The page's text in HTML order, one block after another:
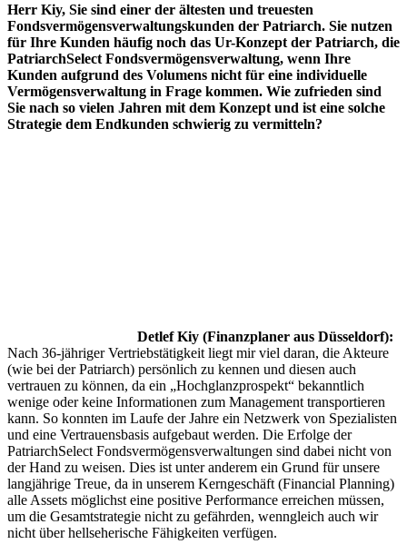
Herr Kiy, Sie sind einer der ältesten und treuesten
Fondsvermögensverwaltungskunden der Patriarch. Sie nutzen
für Ihre Kunden häufig noch das Ur-Konzept der Patriarch, die
PatriarchSelect Fondsvermögensverwaltung, wenn Ihre
Kunden aufgrund des Volumens nicht für eine individuelle
Vermögensverwaltung in Frage kommen. Wie zufrieden sind
Sie nach so vielen Jahren mit dem Konzept und ist eine solche
Strategie dem Endkunden schwierig zu vermitteln?
Detlef Kiy (Finanzplaner aus Düsseldorf):
Nach 36-jähriger Vertriebstätigkeit liegt mir viel daran, die Akteure
(wie bei der Patriarch) persönlich zu kennen und diesen auch
vertrauen zu können, da ein „Hochglanzprospekt“ bekanntlich
wenige oder keine Informationen zum Management transportieren
kann. So konnten im Laufe der Jahre ein Netzwerk von Spezialisten
und eine Vertrauensbasis aufgebaut werden. Die Erfolge der
PatriarchSelect Fondsvermögensverwaltungen sind dabei nicht von
der Hand zu weisen. Dies ist unter anderem ein Grund für unsere
langjährige Treue, da in unserem Kerngeschäft (Financial Planning)
alle Assets möglichst eine positive Performance erreichen müssen,
um die Gesamtstrategie nicht zu gefährden, wenngleich auch wir
nicht über hellseherische Fähigkeiten verfügen.